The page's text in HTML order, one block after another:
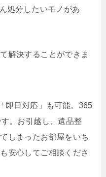
処分したいモノがあ
解決することができま
即日対応」も可能。365
。お引越し、遺品整
しまったお部屋をいち
安心してご相談くださ